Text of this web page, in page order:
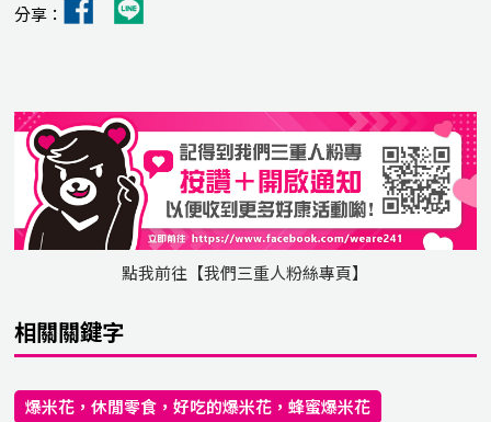
分享：
點我前往【我們三重人粉絲專頁】
相關關鍵字
爆米花，休閒零食，好吃的爆米花，蜂蜜爆米花